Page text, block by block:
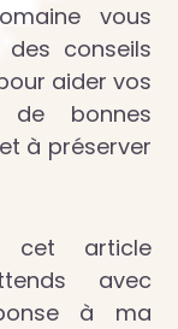
vous
conseils
aider vos
bonnes
à préserver
cet article
avec
à ma